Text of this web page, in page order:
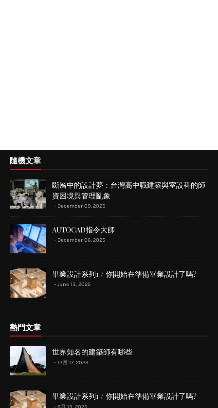
隨機文章
斷層中的設計夢：台灣高中職建築與室設科的師
資困境與管理亂象
December 09, 2025
AUTOCAD指令大師
December 06, 2025
畢業設計系列1 / 你開始在準備畢業設計了嗎?
June 13, 2025
熱門文章
世界知名的建築師有哪些
12月 17, 2023
畢業設計系列1 / 你開始在準備畢業設計了嗎?
6月 13, 2025